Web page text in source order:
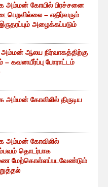
அம்மன் கோயில் பிரச்சனை
– எதிர்வரும்
அழைக்கப்படும்
அம்மன் ஆலய நிர்வாகத்திற்கு
– கவனயீர்ப்பு போராட்டம்
அம்மன் கோவிலில் திருடிய
அம்மன் கோவிலில்
தொடர்பாக
மேற்கொள்ளப்படவேண்டும்